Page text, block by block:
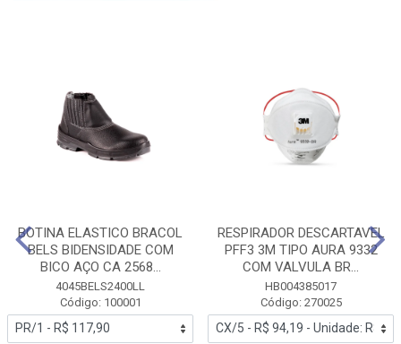
BOTINA ELASTICO BRACOL
BELS BIDENSIDADE COM
BICO AÇO CA 2568...
4045BELS2400LL
Código: 100001
RESPIRADOR DESCARTAVEL
PFF3 3M TIPO AURA 9332
COM VALVULA BR...
HB004385017
Código: 270025